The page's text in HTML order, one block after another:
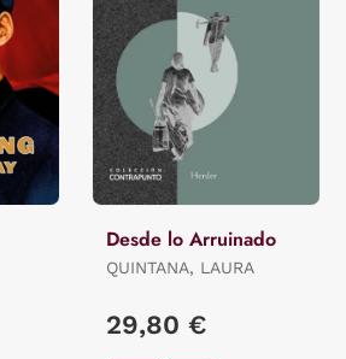
Desde lo Arruinado
QUINTANA, LAURA
29,80 €